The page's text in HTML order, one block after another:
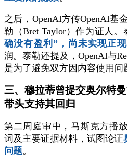
之后，OpenAI方传OpenAI基
勒（Bret Taylor）作为证人。
确没有盈利”，尚未实现正
润。泰勒还提及，OpenAI与
是为了避免双方因内容使用问
三、穆拉蒂曾提交奥尔特
带头支持其回归
第二周庭审中，马斯克方播
词及主要证据材料，试图论证
问题。